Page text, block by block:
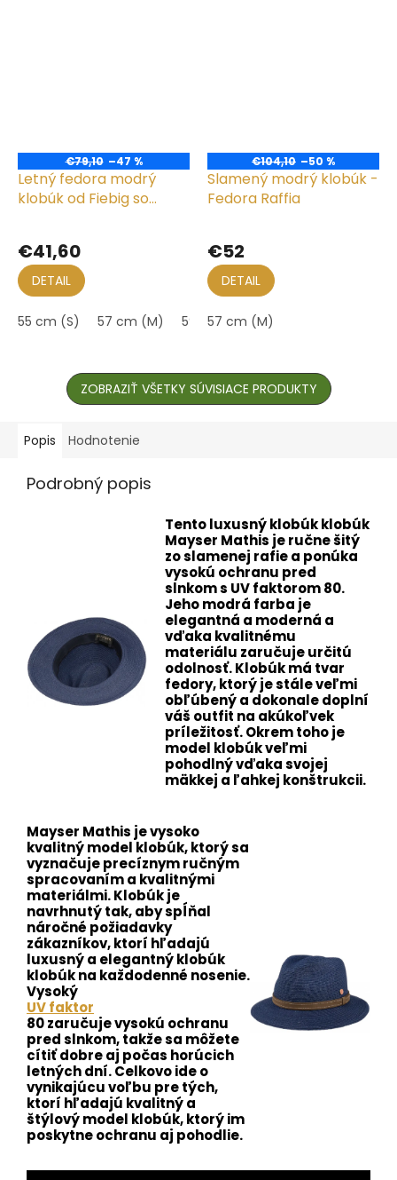
€79,10 –47 %
Letný fedora modrý
klobúk od Fiebig so
hodnotenie
produktu
je
5,0
5
€41,60
DETAIL
55 cm (S) 57 cm (M) 59 cm (L)
€104,10 –50 %
Slamený modrý klobúk -
Fedora Raffia
hodnotenie
produktu
je
5,0
5
€52
DETAIL
57 cm (M)
ZOBRAZIŤ VŠETKY SÚVISIACE PRODUKTY
Popis Hodnotenie
Podrobný popis
Tento luxusný klobúk klobúk
Mayser Mathis je ručne šitý
zo slamenej rafie a ponúka
vysokú ochranu pred
slnkom s UV faktorom 80.
Jeho modrá farba je
elegantná a moderná a
vďaka kvalitnému
materiálu zaručuje určitú
odolnosť. Klobúk má tvar
fedory, ktorý je stále veľmi
obľúbený a dokonale doplní
váš outfit na akúkoľvek
príležitosť. Okrem toho je
model klobúk veľmi
pohodlný vďaka svojej
mäkkej a ľahkej konštrukcii.
Mayser Mathis je vysoko
kvalitný model klobúk, ktorý sa
vyznačuje precíznym ručným
spracovaním a kvalitnými
materiálmi. Klobúk je
navrhnutý tak, aby spĺňal
náročné požiadavky
zákazníkov, ktorí hľadajú
luxusný a elegantný klobúk
klobúk na každodenné nosenie.
Vysoký
UV faktor
80 zaručuje vysokú ochranu
pred slnkom, takže sa môžete
cítiť dobre aj počas horúcich
letných dní. Celkovo ide o
vynikajúcu voľbu pre tých,
ktorí hľadajú kvalitný a
štýlový model klobúk, ktorý im
poskytne ochranu aj pohodlie.